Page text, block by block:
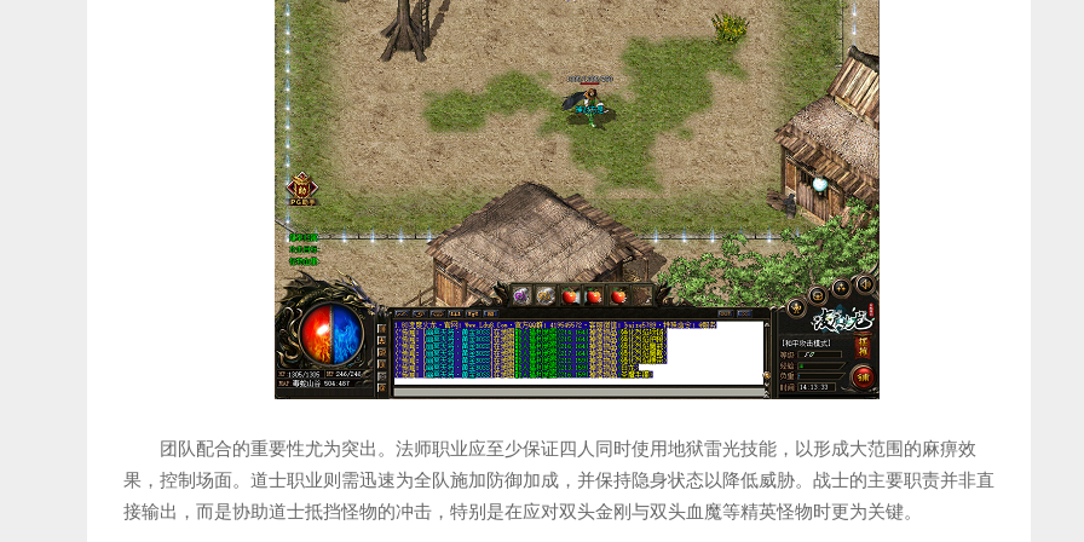
团队配合的重要性尤为突出。法师职业应至少保证四人同时使用地狱雷光技能，以形成大范围的麻痹效
果，控制场面。道士职业则需迅速为全队施加防御加成，并保持隐身状态以降低威胁。战士的主要职责并非直
接输出，而是协助道士抵挡怪物的冲击，特别是在应对双头金刚与双头血魔等精英怪物时更为关键。